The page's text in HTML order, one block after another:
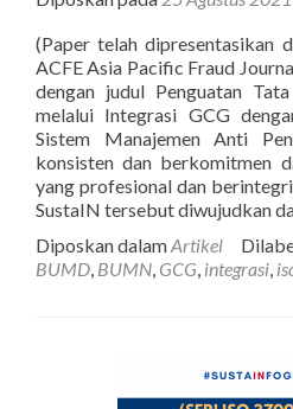
(Paper telah dipresentasikan
ACFE Asia Pacific Fraud
dengan judul Penguatan
melalui Integrasi GCG
Sistem Manajemen Anti
konsisten dan berkomitmen
yang profesional dan
SustaIN tersebut diwujudkan
Diposkan dalamArtikel
BUMD, BUMN, GCG, integrasi,